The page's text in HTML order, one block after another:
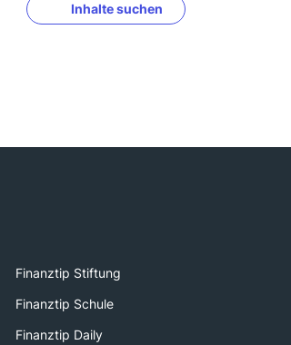
Inhalte suchen
Finanztip Stiftung
Finanztip Schule
Finanztip Daily